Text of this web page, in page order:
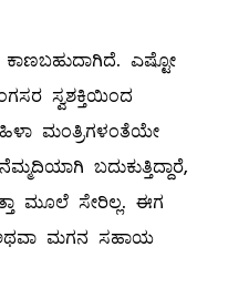
ಎಷ್ಟೋ
ಸ್ವಶಕ್ತಿಯಿಂದ
ಮಂತ್ರಿಗಳಂತೆಯೇ
ಬದುಕುತ್ತಿದ್ದಾರೆ,
ಮೂಲೆ ಸೇರಿಲ್ಲ. ಈಗ
ಮಗನ ಸಹಾಯ